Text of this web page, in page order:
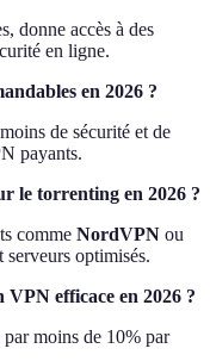
donne accès à des
en ligne.
en 2026 ?
de sécurité et de
payants.
le torrenting en 2026 ?
comme NordVPN ou
optimisés.
VPN efficace en 2026 ?
moins de 10% par